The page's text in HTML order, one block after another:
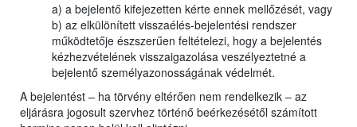
a) a bejelentő kifejezetten kérte ennek mellőzését, vagy
b) az elkülönített visszaélés-bejelentési rendszer
működtetője észszerűen feltételezi, hogy a bejelentés
kézhezvételének visszaigazolása veszélyeztetné a
bejelentő személyazonosságának védelmét.
A bejelentést – ha törvény eltérően nem rendelkezik – az
eljárásra jogosult szervhez történő beérkezésétől számított